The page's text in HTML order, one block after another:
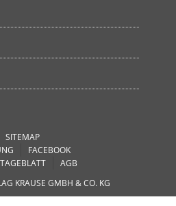
SITEMAP
FACEBOOK
AGB
KRAUSE GMBH & CO. KG